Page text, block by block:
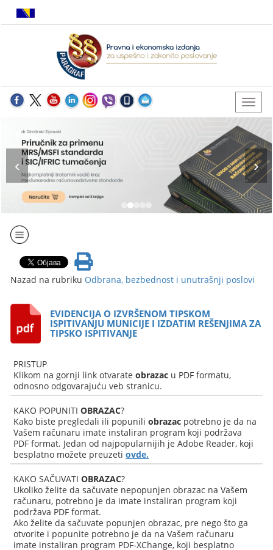
Nazad na rubriku Odbrana, bezbednost i unutrašnji poslovi
EVIDENCIJA O IZVRŠENOM TIPSKOM
ISPITIVANJU MUNICIJE I IZDATIM REŠENJIMA ZA
TIPSKO ISPITIVANJE
PRISTUP
Klikom na gornji link otvarateobrazac u PDF formatu,
odnosno odgovarajuću veb stranicu.
KAKO POPUNITIOBRAZAC?
Kako biste pregledali ili popuniliobrazac potrebno je da na
Vašem računaru imate instaliran program koji podržava
PDF format. Jedan od najpopularnijih je Adobe Reader, koji
besplatno možete preuzetiovde.
KAKO SAČUVATIOBRAZAC?
Ukoliko želite da sačuvate nepopunjen obrazac na Vašem
računaru, potrebno je da imate instaliran program koji
podržava PDF format.
Ako želite da sačuvate popunjen obrazac, pre nego što ga
otvorite i popunite potrebno je da na Vašem računaru
imate instaliran program PDF-XChange, koji besplatno